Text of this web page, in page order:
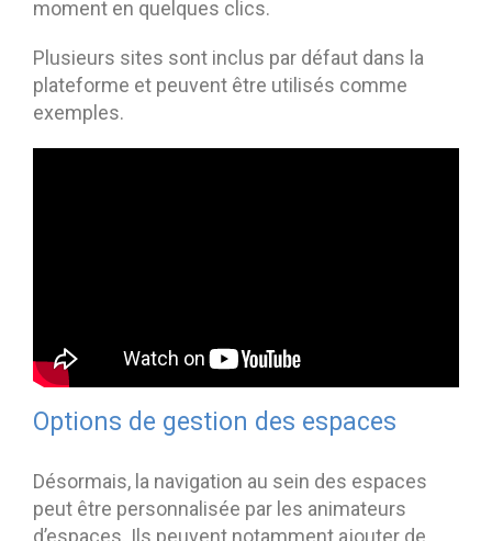
moment en quelques clics.
Plusieurs sites sont inclus par défaut dans la
plateforme et peuvent être utilisés comme
exemples.
Options de gestion des espaces
Désormais, la navigation au sein des espaces
peut être personnalisée par les animateurs
d’espaces. Ils peuvent notamment ajouter de